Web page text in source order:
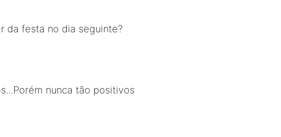
da festa no dia seguinte?
nunca tão positivos